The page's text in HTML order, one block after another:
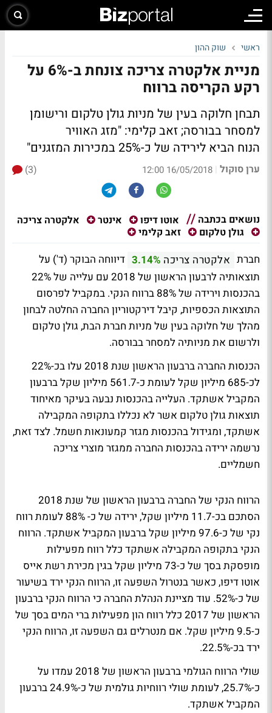
ראשי שוק ההון
מניית אלקטרה צריכה צונחת ב-6% על
רקע הקריסה ברווח
תבחן חלוקה בעין של מניות גולן טלקום ורישומן
למסחר בבורסה; זאב קלימי: "מזג האוויר
הנוח הביא לירידה של כ-25% במכירות המזגנים"
ערן סוקול |
16/05/2018 12:00
(3)
נושאים בכתבה אוטו דיפו אינטר
אלקטרה צריכה
גולן טלקום
זאב קלימי
חברת אלקטרה צריכה 3.14% דיווחה הבוקר (ד') על
תוצאותיה לרבעון הראשון של 2018 עם עלייה של 22%
בהכנסות וירידה של 88% ברווח הנקי. במקביל לפרסום
התוצאות הכספיות, קיבל דירקטוריון החברה החלטה לבחון
מהלך של חלוקה בעין של מניות חברת הבת, גולן טלקום
ולרשום את מניותיה למסחר בבורסה.
הכנסות החברה ברבעון הראשון שנת 2018 עלו בכ-22%
לכ-685 מיליון שקל לעומת כ-561.7 מיליון שקל ברבעון
המקביל אשתקד. העלייה בהכנסות נבעה בעיקר מאיחוד
תוצאות גולן טלקום אשר לא נכללו בתקופה המקבילה
אשתקד, ומגידול בהכנסות מגזר קמעונאות חשמל. לצד זאת,
נרשמה ירידה בהכנסות החברה ממגזר מוצרי צריכה
חשמליים.
הרווח הנקי של החברה ברבעון הראשון של שנת 2018
הסתכם בכ-11.7 מיליון שקל, ירידה של כ- 88% לעומת רווח
נקי של כ-97.6 מיליון שקל ברבעון המקביל אשתקד. הרווח
הנקי בתקופה המקבילה אשתקד כלל רווח מפעילות
מופסקת בסך של כ-73 מיליון שקל בגין מכירת רשת אייס
אוטו דיפו, כאשר בנטרול השפעה זו, הרווח הנקי ירד בשיעור
של כ-52%. עוד מציינת הנהלת החברה כי הרווח הנקי ברבעון
הראשון של 2017 כלל רווח הון מפעילות ברי המים בסך של
כ-9.5 מיליון שקל. אם מנטרלים גם השפעה זו, הרווח הנקי
ירד בכ-22.5%.
שולי הרווח הגולמי ברבעון הראשון של 2018 עמדו על
כ-25.7%, לעומת שולי רווחיות גולמית של כ-24.9% ברבעון
המקביל אשתקד.